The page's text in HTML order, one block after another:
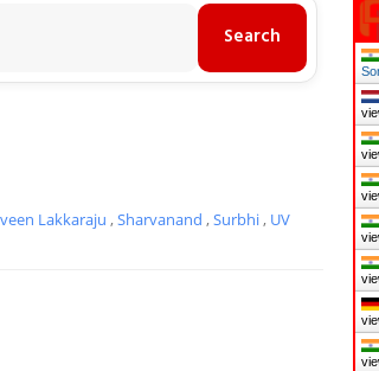
Lakkaraju ,Sharvanand ,Surbhi, UV